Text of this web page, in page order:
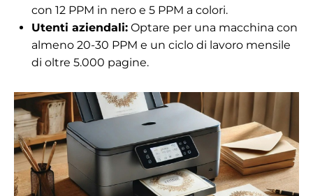
con 12 PPM in nero e 5 PPM a colori.
Utenti aziendali: Optare per una macchina con
almeno 20-30 PPM e un ciclo di lavoro mensile
di oltre 5.000 pagine.